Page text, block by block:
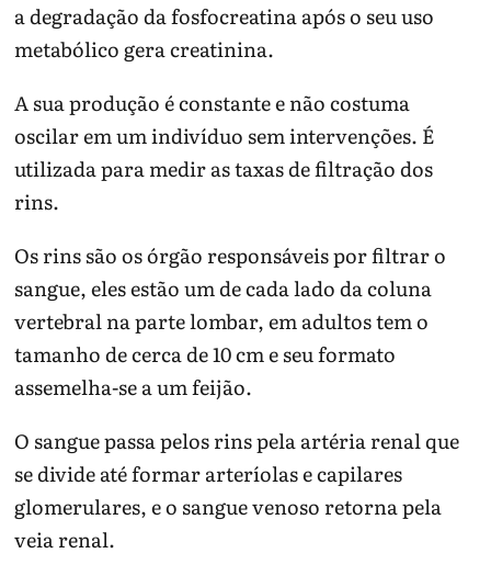
a degradação da fosfocreatina após o seu uso
metabólico gera creatinina.
A sua produção é constante e não costuma
oscilar em um indivíduo sem intervenções. É
utilizada para medir as taxas de filtração dos
rins.
Os rins são os órgão responsáveis por filtrar o
sangue, eles estão um de cada lado da coluna
vertebral na parte lombar, em adultos tem o
tamanho de cerca de 10 cm e seu formato
assemelha-se a um feijão.
O sangue passa pelos rins pela artéria renal que
se divide até formar arteríolas e capilares
glomerulares, e o sangue venoso retorna pela
veia renal.